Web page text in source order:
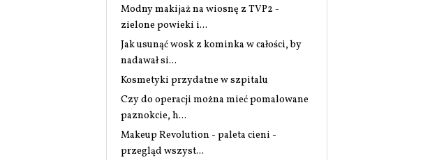
Modny makijaż na wiosnę z TVP2 -
zielone powieki i...
Jak usunąć wosk z kominka w całości, by
nadawał si...
Kosmetyki przydatne w szpitalu
Czy do operacji można mieć pomalowane
paznokcie, h...
Makeup Revolution - paleta cieni -
przegląd wszyst...